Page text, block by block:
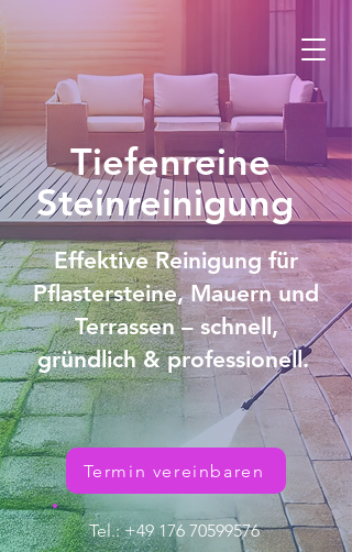
Tiefenreine
Steinreinigung
Effektive Reinigung für
Pflastersteine, Mauern und
Terrassen – schnell,
gründlich & professionell.
Termin vereinbaren
Tel.: +49 176 70599576